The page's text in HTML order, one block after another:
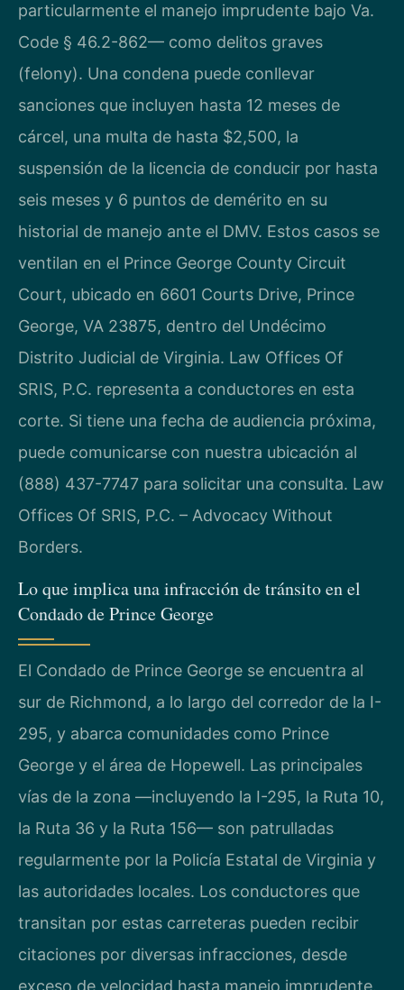
particularmente el manejo imprudente bajo Va.
Code § 46.2-862— como delitos graves
(felony). Una condena puede conllevar
sanciones que incluyen hasta 12 meses de
cárcel, una multa de hasta $2,500, la
suspensión de la licencia de conducir por hasta
seis meses y 6 puntos de demérito en su
historial de manejo ante el DMV. Estos casos se
ventilan en el Prince George County Circuit
Court, ubicado en 6601 Courts Drive, Prince
George, VA 23875, dentro del Undécimo
Distrito Judicial de Virginia. Law Offices Of
SRIS, P.C. representa a conductores en esta
corte. Si tiene una fecha de audiencia próxima,
puede comunicarse con nuestra ubicación al
(888) 437-7747 para solicitar una consulta. Law
Offices Of SRIS, P.C. – Advocacy Without
Borders.
Lo que implica una infracción de tránsito en el
Condado de Prince George
El Condado de Prince George se encuentra al
sur de Richmond, a lo largo del corredor de la I-
295, y abarca comunidades como Prince
George y el área de Hopewell. Las principales
vías de la zona —incluyendo la I-295, la Ruta 10,
la Ruta 36 y la Ruta 156— son patrulladas
regularmente por la Policía Estatal de Virginia y
las autoridades locales. Los conductores que
transitan por estas carreteras pueden recibir
citaciones por diversas infracciones, desde
exceso de velocidad hasta manejo imprudente.